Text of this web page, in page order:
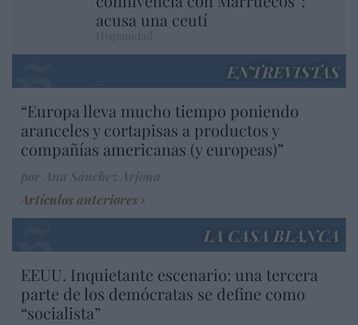
acusa una ceutí
ENTREVISTAS
“Europa lleva mucho tiempo poniendo
aranceles y cortapisas a productos y
compañías americanas (y europeas)”
Artículos anteriores
LA CASA BLANCA
EEUU. Inquietante escenario: una tercera
parte de los demócratas se define como
“socialista”